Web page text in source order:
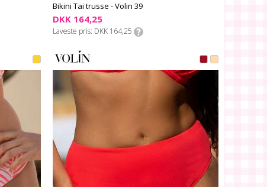
Bikini Tai trusse - Volin 39
DKK 164,25
Laveste pris DKK 164,25